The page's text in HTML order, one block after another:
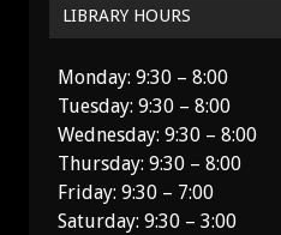
LIBRARY HOURS
Monday: 9:30 – 8:00
Tuesday: 9:30 – 8:00
Wednesday: 9:30 – 8:00
Thursday: 9:30 – 8:00
Friday: 9:30 – 7:00
Saturday: 9:30 – 3:00